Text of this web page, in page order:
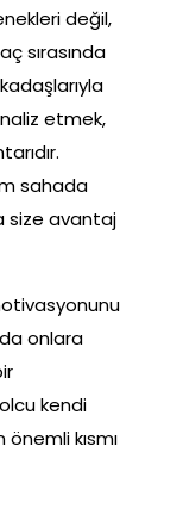
değil,
sırasında
etmek,
sahada
size avantaj
onlara
kendi
kısmı